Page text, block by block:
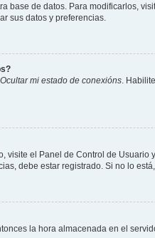
base de datos. Para modificarlos,
sus datos y preferencias.
Ocultar mi estado de conexións .
el Panel de Control de
debe estar registrado. Si no lo
la hora almacenada en el